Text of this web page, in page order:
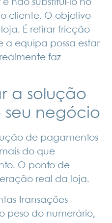
não substituí‑lo no
cliente. O objetivo
É retirar fricção
equipa possa estar
faz
a solução
negócio
de pagamentos
do que
O ponto de
real da loja.
transações
peso do numerário,